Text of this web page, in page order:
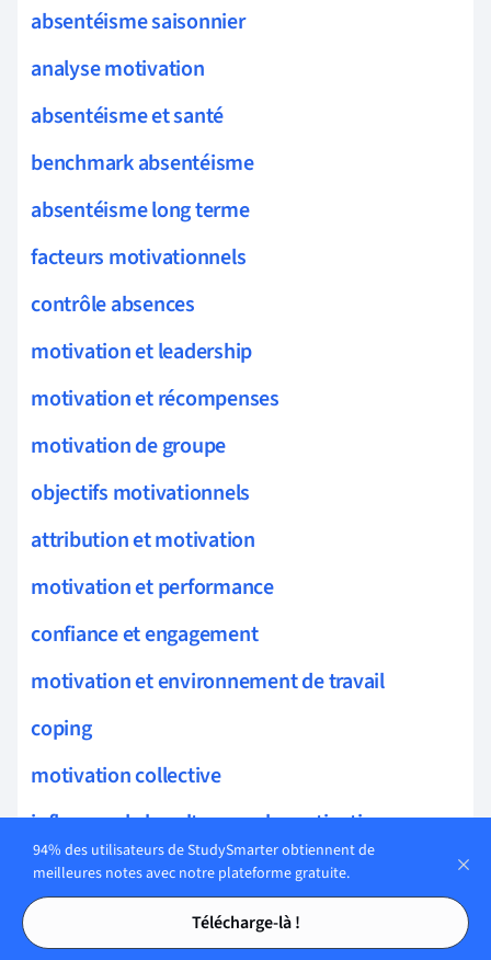
Tables des matières
Tables des matières
absentéisme saisonnier
analyse motivation
absentéisme et santé
benchmark absentéisme
absentéisme long terme
facteurs motivationnels
contrôle absences
motivation et leadership
motivation et récompenses
motivation de groupe
objectifs motivationnels
attribution et motivation
motivation et performance
confiance et engagement
motivation et environnement de travail
coping
motivation collective
influence de la culture sur la motivation
motivation et satisfaction
motivation et implication
94% des utilisateurs de StudySmarter obtiennent de
meilleures notes avec notre plateforme gratuite.
Télécharge-là !